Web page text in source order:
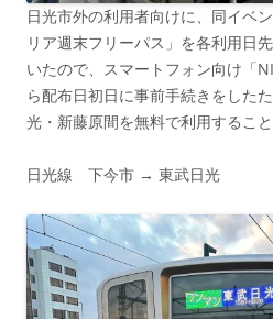
日光市外の利用者向けに、同イベ
リア週末フリーパス」を各利用日
いたので、スマートフォン向け「
ら配布日初日に事前手続きをした
光・新藤原間を無料で利用すること
日光線 下今市 → 東武日光